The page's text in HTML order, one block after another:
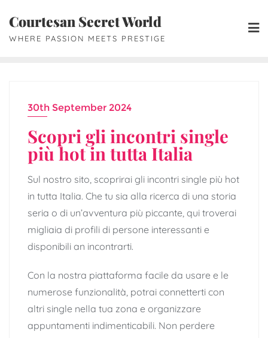
content
Courtesan Secret World
WHERE PASSION MEETS PRESTIGE
30th September 2024
Scopri gli incontri single
più hot in tutta Italia
Sul nostro sito, scoprirai gli incontri single più hot
in tutta Italia. Che tu sia alla ricerca di una storia
seria o di un’avventura più piccante, qui troverai
migliaia di profili di persone interessanti e
disponibili an incontrarti.
Con la nostra piattaforma facile da usare e le
numerose funzionalità, potrai connetterti con
altri single nella tua zona e organizzare
appuntamenti indimenticabili. Non perdere